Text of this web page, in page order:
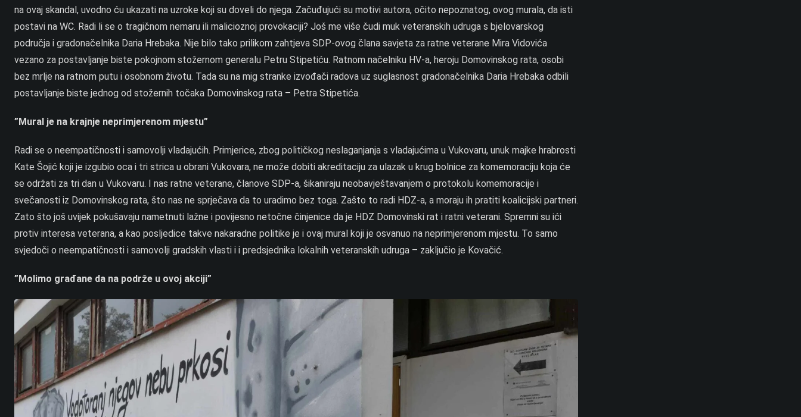
na ovaj skandal, uvodno ću ukazati na uzroke koji su doveli do njega. Začuđujući su motivi autora, očito nepoznatog, ovog murala, da isti
postavi na WC. Radi li se o tragičnom nemaru ili malicioznoj provokaciji? Još me više čudi muk veteranskih udruga s bjelovarskog
područja i gradonačelnika Daria Hrebaka. Nije bilo tako prilikom zahtjeva SDP-ovog člana savjeta za ratne veterane Mira Vidovića
vezano za postavljanje biste pokojnom stožernom generalu Petru Stipetiću. Ratnom načelniku HV-a, heroju Domovinskog rata, osobi
bez mrlje na ratnom putu i osobnom životu. Tada su na mig stranke izvođači radova uz suglasnost gradonačelnika Daria Hrebaka odbili
postavljanje biste jednog od stožernih točaka Domovinskog rata – Petra Stipetića.
”Mural je na krajnje neprimjerenom mjestu”
Radi se o neempatičnosti i samovolji vladajućih. Primjerice, zbog političkog neslaganjanja s vladajućima u Vukovaru, unuk majke hrabrosti
Kate Šojić koji je izgubio oca i tri strica u obrani Vukovara, ne može dobiti akreditaciju za ulazak u krug bolnice za komemoraciju koja će
se održati za tri dan u Vukovaru. I nas ratne veterane, članove SDP-a, šikaniraju neobavještavanjem o protokolu komemoracije i
svečanosti iz Domovinskog rata, što nas ne sprječava da to uradimo bez toga. Zašto to radi HDZ-a, a moraju ih pratiti koalicijski partneri.
Zato što još uvijek pokušavaju nametnuti lažne i povijesno netočne činjenice da je HDZ Domovinski rat i ratni veterani. Spremni su ići
protiv interesa veterana, a kao posljedice takve nakaradne politike je i ovaj mural koji je osvanuo na neprimjerenom mjestu. To samo
svjedoči o neempatičnosti i samovolji gradskih vlasti i i predsjednika lokalnih veteranskih udruga – zaključio je Kovačić.
”Molimo građane da na podrže u ovoj akciji”